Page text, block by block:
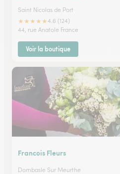
Saint Nicolas de Port
★★★★★4.6 (124)
44, rue Anatole France
Voir la boutique
Francois Fleurs
Dombasle Sur Meurthe